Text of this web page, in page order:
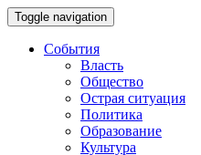
Toggle navigation
События
Власть
Общество
Острая ситуация
Политика
Образование
Культура